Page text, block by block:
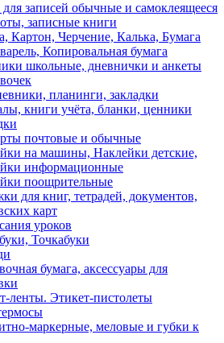
записей обычные и самоклеящееся
записные книги
Картон, Черчение, Калька, Бумага
Копировальная бумага
школьные, дневнички и анкеты
планинги, закладки
книги учёта, бланки, ценники
почтовые и обычные
на машины, Наклейки детские,
информационные
поощрительные
для книг, тетрадей, документов,
карт
уроков
Точкабуки
бумага, аксессуары для
ленты. Этикет-пистолеты
маркерные, меловые и губки к